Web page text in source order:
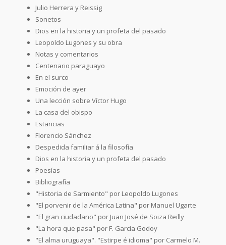
Julio Herrera y Reissig
Sonetos
Dios en la historia y un profeta del pasado
Leopoldo Lugones y su obra
Notas y comentarios
Centenario paraguayo
En el surco
Emoción de ayer
Una lección sobre Víctor Hugo
La casa del obispo
Estancias
Florencio Sánchez
Despedida familiar á la filosofía
Dios en la historia y un profeta del pasado
Poesías
Bibliografía
"Historia de Sarmiento" por Leopoldo Lugones
"El porvenir de la América Latina" por Manuel Ugarte
"El gran ciudadano" por Juan José de Soiza Reilly
"La hora que pasa" por F. García Godoy
"El alma uruguaya". "Estirpe é idioma" por Carmelo M.